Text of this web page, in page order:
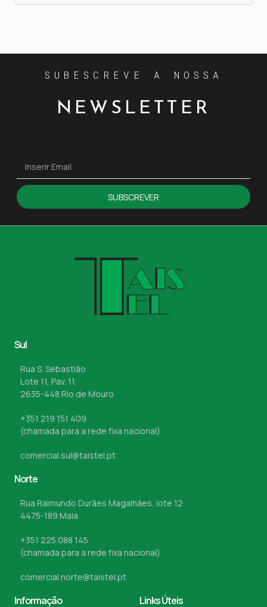
SUBESCREVE A NOSSA
NEWSLETTER
SUBSCREVER
Sul
Rua S. Sebastião
Lote 11, Pav. 11,
2635-448 Rio de Mouro
+351 219 151 409
(chamada para a rede fixa nacional)
comercial.sul@taistel.pt
Norte
Rua Raimundo Durães Magalhães, lote 12
4475-189 Maia
+351 225 088 145
(chamada para a rede fixa nacional)
comercial.norte@taistel.pt
Informação Links Úteis